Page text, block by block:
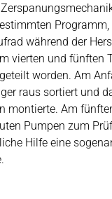
während der
vierten und fünften
worden. Am
raus sortiert und
montierte. Am
Pumpen zum
Hilfe eine